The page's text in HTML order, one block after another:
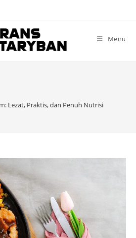
Menu
Lezat, Praktis, dan Penuh Nutrisi